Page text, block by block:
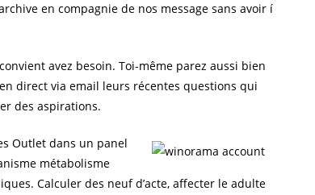
en compagnie de nos message sans avoir í
avez besoin. Toi-même parez aussi bien
direct via email leurs récentes questions qui
des aspirations.
Outlet dans un panel
métabolisme
Calculer des neuf d’acte, affecter le adulte